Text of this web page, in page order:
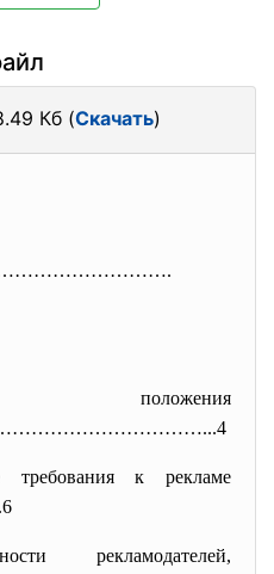
Кб (Скачать)
к рекламе
рекламодателей,